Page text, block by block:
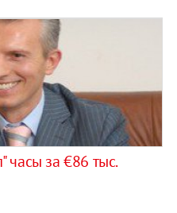
часы за €86 тыс.